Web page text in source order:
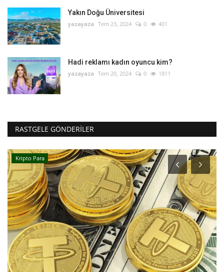
Yakın Doğu Üniversitesi
yazayaza Tem 23, 2024 0 401
Hadi reklamı kadın oyuncu kim?
yazayaza Tem 20, 2024 0 1811
RASTGELE GÖNDERILER
Kripto Para